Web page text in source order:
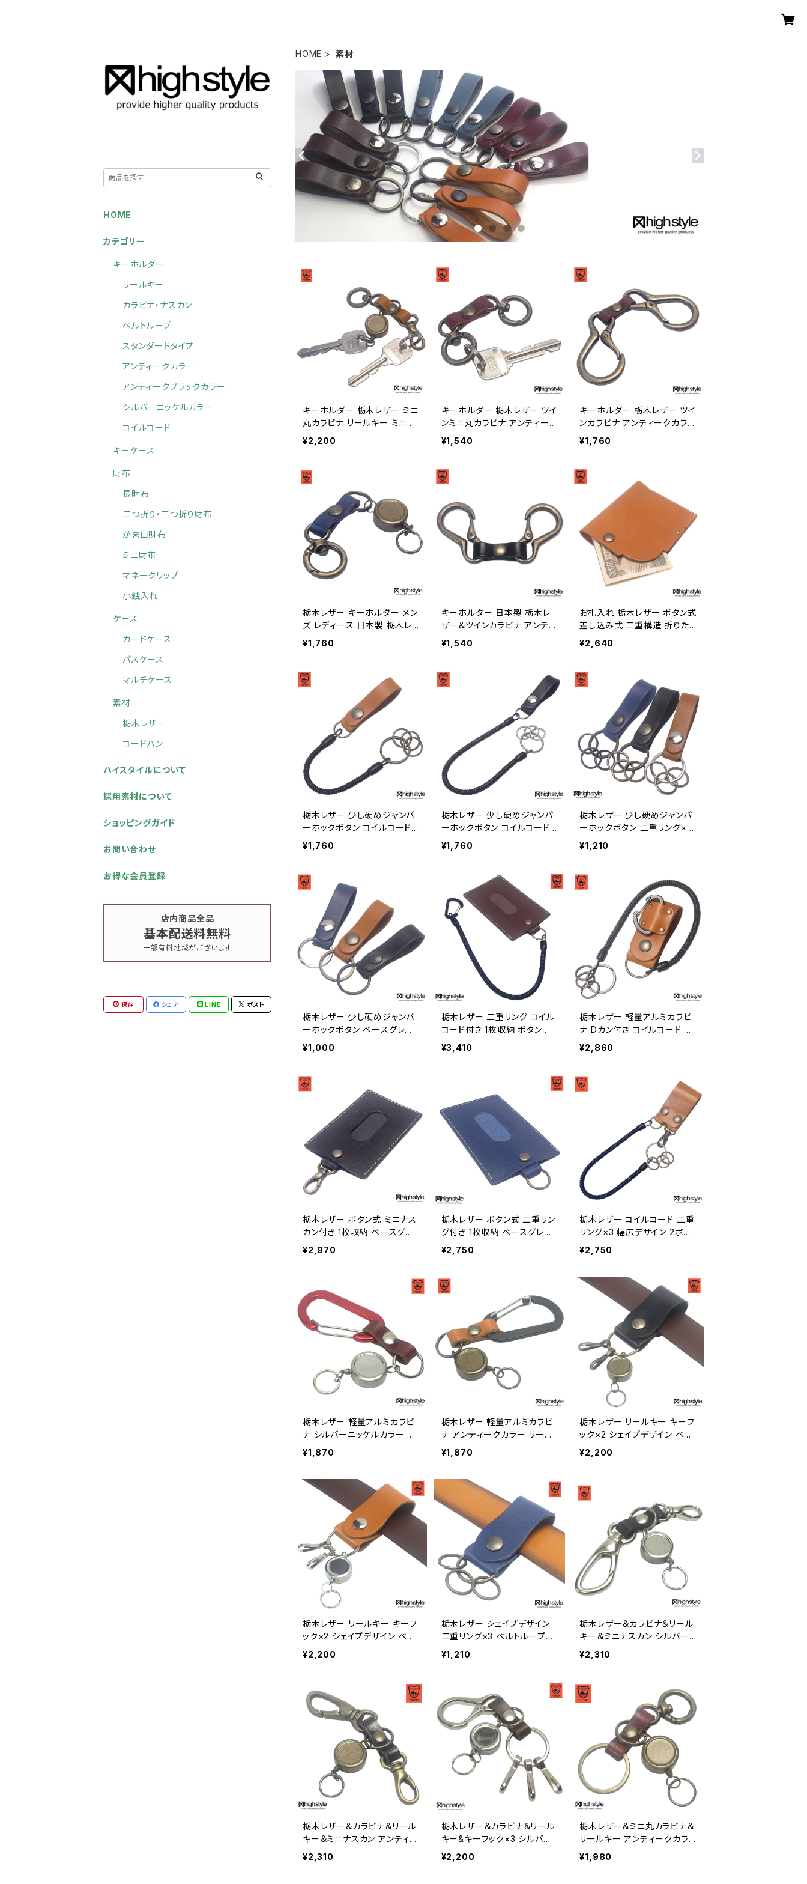
HOME 素材
キーホルダー 栃木レザー ミニ
丸カラビナ リールキー ミニナ
スカン アンティークカラー キ
ーホルダー highstyle ハイス
¥2,200
キーホルダー 栃木レザー ツイ
ンミニ丸カラビナ アンティーク
カラー クラブタイプ キーホル
ダー highstyle ハイスタイル
¥1,540
キーホルダー 栃木レザー ツイ
ンカラビナ アンティークカラー
クラブタイプ キーホルダー hi
ghstyle ハイスタイル hs-ya
¥1,760
栃木レザー キーホルダー メン
ズ レディース 日本製 栃木レ
ザー ミニ丸カラビナ シングル
リールキー アンティークカラ
プレゼント ハイスタイル hs-y
am-765a
¥1,760
キーホルダー 日本製 栃木レ
ザー＆ツインカラビナ アンティ
ーク調クラブタイプ キーホル
ダー highstyle ハイスタイル
¥1,540
お札入れ 栃木レザー ボタン式
差し込み式 二重構造 折りた
たみ収納 紙幣ケース hs-kit-1
950
¥2,640
栃木レザー 少し硬めジャンパ
ーホックボタン コイルコード
ショートタイプ 二重リング×3
ベルトループキーホルダー hs
¥1,760
栃木レザー 少し硬めジャンパ
ーホックボタン コイルコード
二重リング×3 ベルトループキ
ーホルダー hs-yam-208lo
¥1,760
栃木レザー 少し硬めジャンパ
ーホックボタン 二重リング×3
ベルトループキーホルダー hs
-yam-201
¥1,210
栃木レザー 少し硬めジャンパ
ーホックボタン ベースグレー
ドタイプ ベルトループキーホ
ルダー hs-yam-200
¥1,000
栃木レザー 二重リング コイル
コード付き 1枚収納 ボタン式
パスケース 通勤 通学 カード
収納 hs-kit-1928
¥3,410
栃木レザー 軽量アルミカラビ
ナ Dカン付き コイルコード 二
重リング ベルトループキーホ
ルダー hs-kit-1028
¥2,860
栃木レザー ボタン式 ミニナス
カン付き 1枚収納 ベースグレ
ード パスケース hs-kit-1921
¥2,970
栃木レザー ボタン式 二重リン
グ付き 1枚収納 ベースグレー
ド パスケース hs-kit-1920
¥2,750
栃木レザー コイルコード 二重
リング×3 幅広デザイン 2ボタ
ン ベルトループキーホルダー
hs-yam-468
¥2,750
栃木レザー 軽量アルミカラビ
ナ シルバーニッケルカラー リ
ールキー キーホルダー hs-ya
m-755s
¥1,870
栃木レザー 軽量アルミカラビ
ナ アンティークカラー リール
キー キーホルダー hs-yam-7
55a
¥1,870
栃木レザー リールキー キーフ
ック×2 シェイプデザイン ベル
トループキーホルダー アンテ
ィークカラー hs-kit-1422a
¥2,200
栃木レザー リールキー キーフ
ック×2 シェイプデザイン ベル
トループキーホルダー
¥2,200
栃木レザー シェイプデザイン
二重リング×3 ベルトループキ
ーホルダー hs-kit-1401
¥1,210
栃木レザー＆カラビナ＆リール
キー＆ミニナスカン シルバー
ニッケルカラー キーホルダー
hs-yam-984s
¥2,310
栃木レザー＆カラビナ＆リール
キー＆ミニナスカン アンティー
クカラー キーホルダー hs-ya
m-984a
¥2,310
栃木レザー＆カラビナ＆リール
キー&キーフック×3 シルバー
ニッケルカラー キーホルダー
hs-yam-776s
¥2,200
栃木レザー＆ミニ丸カラビナ＆
リールキー アンティークカラ
ー キーホルダー hs-yam-76
2a
¥1,980
HOME
カテゴリー
キーホルダー
リールキー
カラビナ・ナスカン
ベルトループ
スタンダードタイプ
アンティークカラー
アンティークブラックカラー
シルバーニッケルカラー
コイルコード
キーケース
財布
長財布
二つ折り・三つ折り財布
がま口財布
ミニ財布
マネークリップ
小銭入れ
ケース
カードケース
パスケース
マルチケース
素材
栃木レザー
コードバン
ハイスタイルについて
採用素材について
ショッピングガイド
お問い合わせ
お得な会員登録
店内商品全品
基本配送料無料
一部有料地域がございます
保存 シェア LINE ポスト